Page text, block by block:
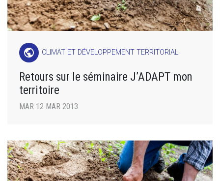
public CLIMAT ET DÉVELOPPEMENT TERRITORIAL
Retours sur le séminaire J’ADAPT mon
territoire
MAR 12 MAR 2013